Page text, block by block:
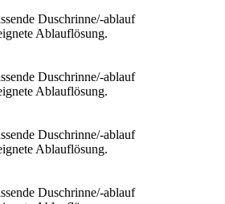
Duschrinne/-ablauf
Ablauflösung.
Duschrinne/-ablauf
Ablauflösung.
Duschrinne/-ablauf
Ablauflösung.
Duschrinne/-ablauf